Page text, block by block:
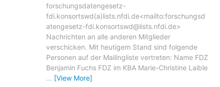
forschungsdatengesetz-
fdi.konsortswd(a)lists.nfdi.de<mailto:forschungsd
atengesetz-fdi.konsortswd@lists.nfdi.de>
Nachrichten an alle anderen Mitglieder
verschicken. Mit heutigem Stand sind folgende
Personen auf der Mailingliste vertreten: Name FDZ
Benjamin Fuchs FDZ im KBA Marie-Christine Laible
… [View More]